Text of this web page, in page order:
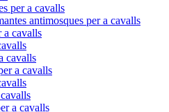
per a cavalls
antimosques per a cavalls
a cavalls
cavalls
a cavalls
a cavalls